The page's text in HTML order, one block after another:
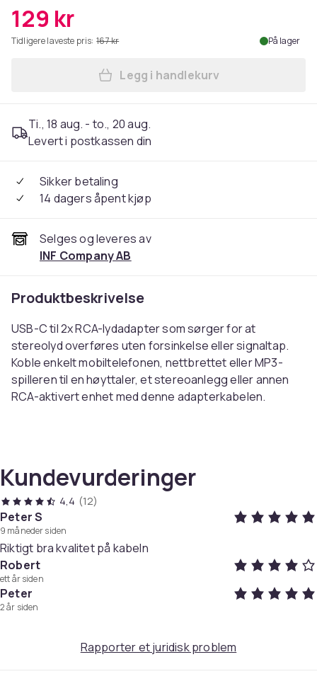
129 kr
Tidligere laveste pris: 167 kr På lager
Legg USB-C til 2x RCA
Legg i handlekurv
Ti., 18 aug. - to., 20 aug.
Levert i postkassen din
Sikker betaling
14 dagers åpent kjøp
Selges og leveres av
INF Company AB
Produktbeskrivelse
USB-C til 2x RCA-lydadapter som sørger for at
stereolyd overføres uten forsinkelse eller signaltap.
Koble enkelt mobiltelefonen, nettbrettet eller MP3-
spilleren til en høyttaler, et stereoanlegg eller annen
RCA-aktivert enhet med denne adapterkabelen.
Materialer: Aluminiumslegering, kobber, flettet bomull
Pakken inkluderer:
1 x USB-C til RCA lydkabel
Farge
Grey
Størrelse
1.2 m
Kundevurderinger
4,4 (12)
Peter S
9 måneder siden
Riktigt bra kvalitet på kabeln
Robert
ett år siden
Peter
2 år siden
Rapporter et juridisk problem